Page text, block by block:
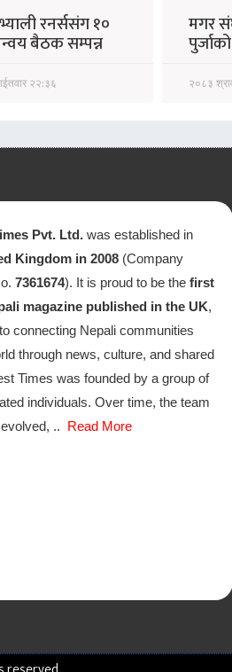
रनर्ससंग १०
बैठक सम्पन्न
२२:३६
मगर
२०८३
Pvt. Ltd. was established in
Kingdom in 2008 (Company
7361674). It is proud to be thefirst
magazine published in the UK,
connecting Nepali communities
through news, culture, and shared
Times was founded by a group of
individuals. Over time, the team
evolved, .. Read More